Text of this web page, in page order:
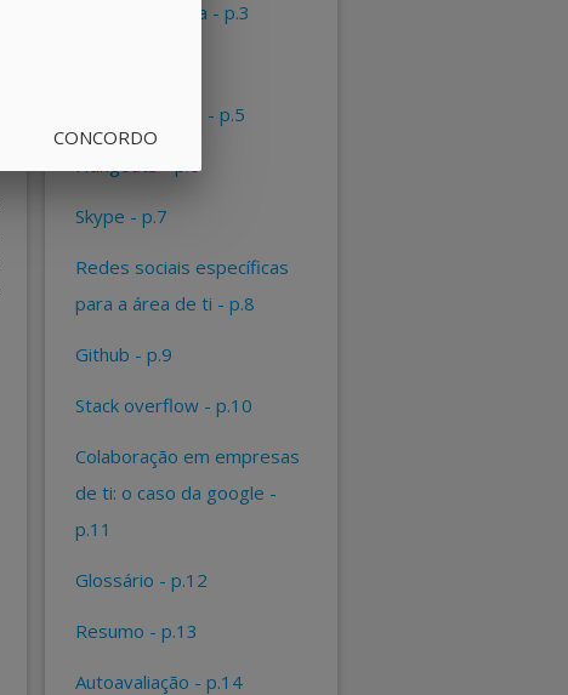
CONCORDO
webconferência - p.3
big blue button - p.5
hangouts - p.6
skype - p.7
redes sociais específicas
para a área de ti - p.8
github - p.9
stack overflow - p.10
colaboração em empresas
de ti: o caso da google -
p.11
glossário - p.12
resumo - p.13
autoavaliação - p.14